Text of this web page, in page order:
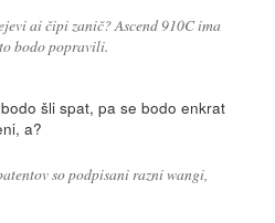
ai čipi zanič? Ascend 910C ima
bodo popravili.
šli spat, pa se bodo enkrat
a?
so podpisani razni wangi,